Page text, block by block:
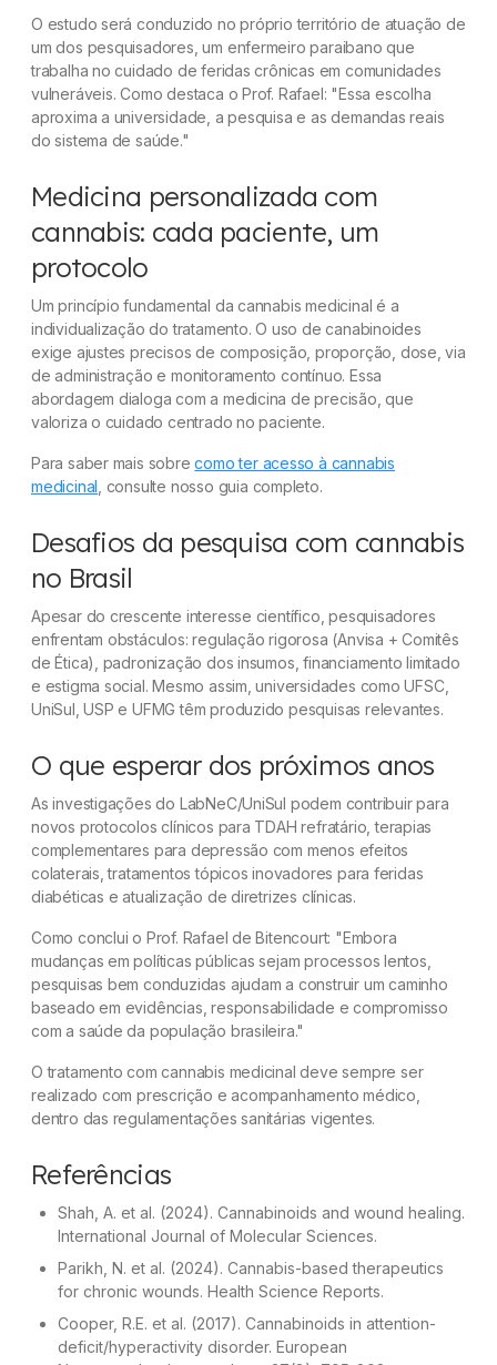
O estudo será conduzido no próprio território de atuação de
um dos pesquisadores, um enfermeiro paraibano que
trabalha no cuidado de feridas crônicas em comunidades
vulneráveis. Como destaca o Prof. Rafael: "Essa escolha
aproxima a universidade, a pesquisa e as demandas reais
do sistema de saúde."
Medicina personalizada com
cannabis: cada paciente, um
protocolo
Um princípio fundamental da cannabis medicinal é a
individualização do tratamento. O uso de canabinoides
exige ajustes precisos de composição, proporção, dose, via
de administração e monitoramento contínuo. Essa
abordagem dialoga com a medicina de precisão, que
valoriza o cuidado centrado no paciente.
Para saber mais sobrecomo ter acesso à cannabis
medicinal , consulte nosso guia completo.
Desafios da pesquisa com cannabis
no Brasil
Apesar do crescente interesse científico, pesquisadores
enfrentam obstáculos: regulação rigorosa (Anvisa + Comitês
de Ética), padronização dos insumos, financiamento limitado
e estigma social. Mesmo assim, universidades como UFSC,
UniSul, USP e UFMG têm produzido pesquisas relevantes.
O que esperar dos próximos anos
As investigações do LabNeC/UniSul podem contribuir para
novos protocolos clínicos para TDAH refratário, terapias
complementares para depressão com menos efeitos
colaterais, tratamentos tópicos inovadores para feridas
diabéticas e atualização de diretrizes clínicas.
Como conclui o Prof. Rafael de Bitencourt: "Embora
mudanças em políticas públicas sejam processos lentos,
pesquisas bem conduzidas ajudam a construir um caminho
baseado em evidências, responsabilidade e compromisso
com a saúde da população brasileira."
O tratamento com cannabis medicinal deve sempre ser
realizado com prescrição e acompanhamento médico,
dentro das regulamentações sanitárias vigentes.
Referências
Shah, A. et al. (2024). Cannabinoids and wound healing.
International Journal of Molecular Sciences.
Parikh, N. et al. (2024). Cannabis-based therapeutics
for chronic wounds. Health Science Reports.
Cooper, R.E. et al. (2017). Cannabinoids in attention-
deficit/hyperactivity disorder. European